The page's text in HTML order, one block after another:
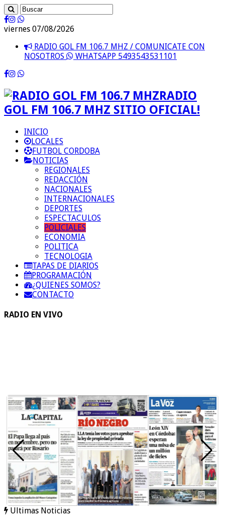
viernes 07/08/2026
RADIO GOL FM 106.7 MHZ / COMUNICATE CON
NOSOTROS
WHATSAPP 5493543531101
RADIO
GOL FM 106.7 MHZ SITIO OFICIAL!
INICIO
LOCALES
FUTBOL CORDOBA
NOTICIAS
REGIONALES
REDACCIÓN
NACIONALES
INTERNACIONALES
DEPORTES
ESPECTACULOS
POLICIALES
ECONOMIA
POLITICA
TECNOLOGIA
TAPAS DE DIARIOS
PROGRAMACIÓN
¿QUIENES SOMOS?
CONTACTO
RADIO EN VIVO
Ultimas Noticias